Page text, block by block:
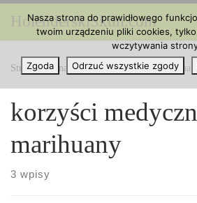
Przejdź do treści
HolenderskiSkun.com
Strona główna » korzyści medycznej
korzyści
marihuany
3 wpisy
Nasza strona do prawidłowego
twoim urządzeniu pliki cookies,
wczytywania
Zgoda
Odrzuć wszystkie zgody